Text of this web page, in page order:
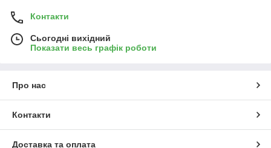
Контакти
Сьогодні вихідний
Показати весь графік роботи
Про нас
Контакти
Доставка та оплата